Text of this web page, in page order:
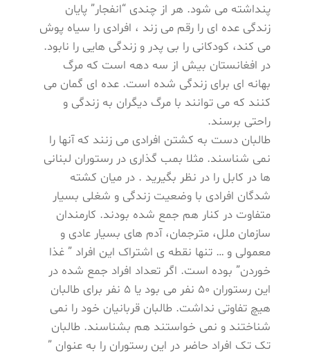
پنداشته می شود. هر از چندی “انفجار” پایان
زندگی عده ای را رقم می زند ، افرادی را سیاه پوش
می کند، کودکانی را بی پدر و زندگی هایی را نابود.
در افغانستان بیش از سه دهه است که مرگ
بهانه ای برای زندگی شده است. عده ای گمان می
کنند که می توانند با مرگ دیگران به زندگی و
راحتی برسند.
طالبان دست به کشتن افرادی می زنند که آنها را
نمی شناسند. مثلا بمب گذاری در رستوران لبنانی
ها در کابل را در نظر بگیرید . در میان کشته
شدگان افرادی با وضعیت زندگی و شغلی بسیار
متفاوت در کنار هم جمع شده بودند. کارمندان
سازمان ملل، مترجمان، آدم های بسیار عادی و
معمولی و … تنها نقطه ی اشتراک این افراد ” غذا
خوردن” بوده است. اگر تعداد افراد جمع شده در
این رستوران 50 نفر می بود یا 5 نفر برای طالبان
هیچ تفاوتی نداشت. طالبان قربانیان خود را نمی
شناختند و نمی خواستند هم بشناسند. طالبان
تک تک افراد حاضر در این رستوران را به عنوان ”